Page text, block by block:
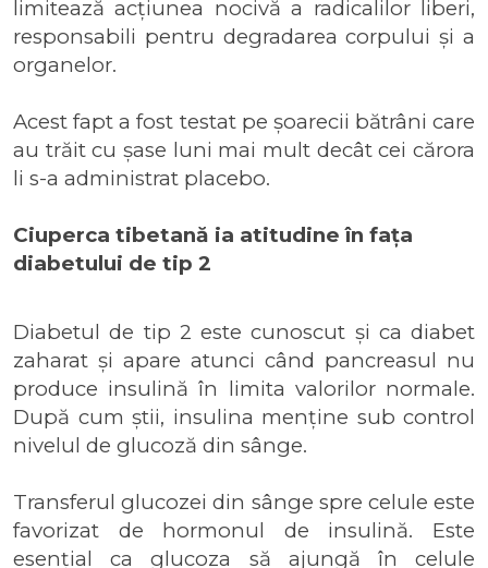
limitează acțiunea nocivă a radicalilor liberi,
responsabili pentru degradarea corpului și a
organelor.
Acest fapt a fost testat pe șoarecii bătrâni care
au trăit cu șase luni mai mult decât cei cărora
li s-a administrat placebo.
Ciuperca tibetană ia atitudine în fața
diabetului de tip 2
Diabetul de tip 2 este cunoscut și ca diabet
zaharat și apare atunci când pancreasul nu
produce insulină în limita valorilor normale.
După cum știi, insulina menține sub control
nivelul de glucoză din sânge.
Transferul glucozei din sânge spre celule este
favorizat de hormonul de insulină. Este
esențial ca glucoza să ajungă în celule